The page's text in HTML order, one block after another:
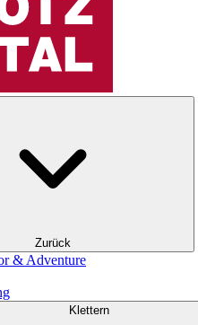
Zurück
& Adventure
Klettern